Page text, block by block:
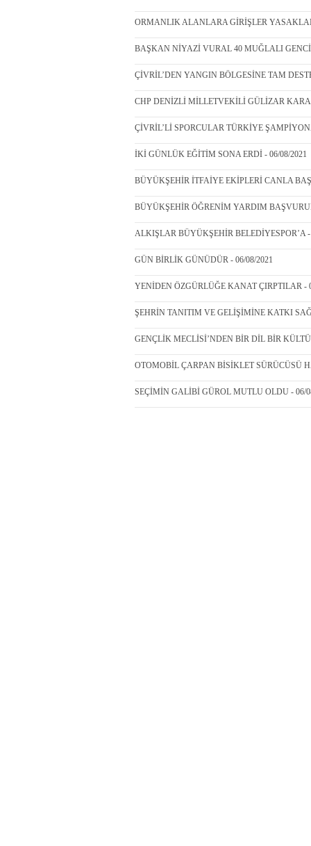
ORMANLIK ALANLARA GİRİŞLER
BAŞKAN NİYAZİ VURAL 40 MUĞLALI GENCİ
ÇİVRİL’DEN YANGIN BÖLGESİNE TAM
CHP DENİZLİ MİLLETVEKİLİ GÜLİZAR
ÇİVRİL’Lİ SPORCULAR TÜRKİYE
İKİ GÜNLÜK EĞİTİM SONA ERDİ - 06/08/2021
BÜYÜKŞEHİR İTFAİYE EKİPLERİ CANLA
BÜYÜKŞEHİR ÖĞRENİM YARDIM
ALKIŞLAR BÜYÜKŞEHİR BELEDİYESPOR’A -
GÜN BİRLİK GÜNÜDÜR - 06/08/2021
YENİDEN ÖZGÜRLÜĞE KANAT ÇIRPTILAR -
ŞEHRİN TANITIM VE GELİŞİMİNE KATKI
GENÇLİK MECLİSİ’NDEN BİR DİL BİR
OTOMOBİL ÇARPAN BİSİKLET SÜRÜCÜSÜ
SEÇİMİN GALİBİ GÜROL MUTLU OLDU - 06/